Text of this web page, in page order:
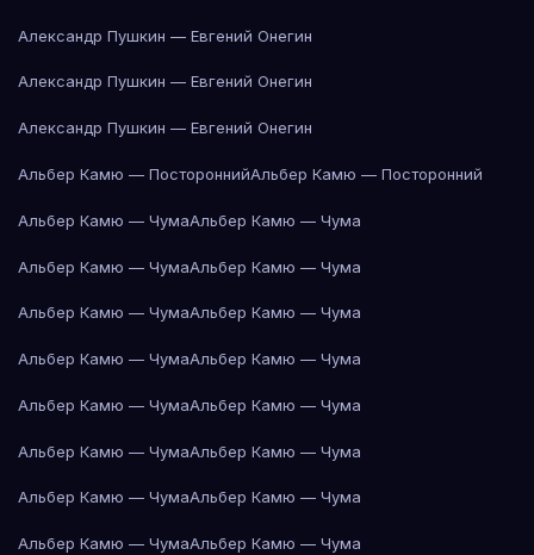
Александр Пушкин — Евгений Онегин
Александр Пушкин — Евгений Онегин
Александр Пушкин — Евгений Онегин
Альбер Камю — ПостороннийАльбер Камю — Посторонний
Альбер Камю — ЧумаАльбер Камю — Чума
Альбер Камю — ЧумаАльбер Камю — Чума
Альбер Камю — ЧумаАльбер Камю — Чума
Альбер Камю — ЧумаАльбер Камю — Чума
Альбер Камю — ЧумаАльбер Камю — Чума
Альбер Камю — ЧумаАльбер Камю — Чума
Альбер Камю — ЧумаАльбер Камю — Чума
Альбер Камю — ЧумаАльбер Камю — Чума